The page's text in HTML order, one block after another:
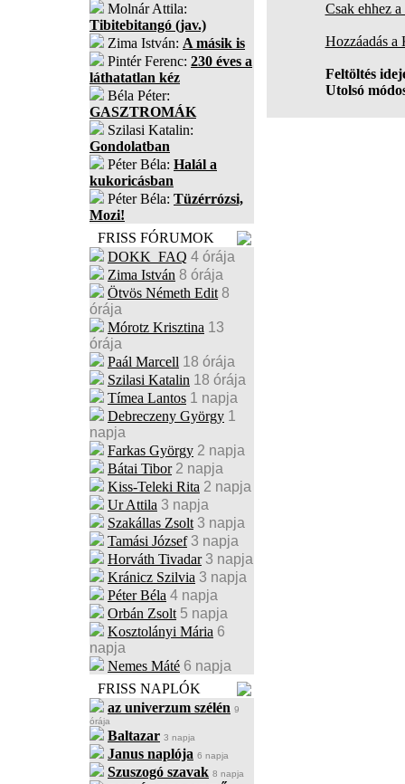
Molnár Attila:
Tibitebitangó (jav.)
Zima István: A másik is
Pintér Ferenc: 230 éves a
láthatatlan kéz
Béla Péter:
GASZTROMÁK
Szilasi Katalin:
Gondolatban
Péter Béla: Halál a
kukoricásban
Péter Béla: Tüzérrózsi,
Mozi!
FRISS FÓRUMOK
DOKK_FAQ 4 órája
Zima István 8 órája
Ötvös Németh Edit 8
órája
Mórotz Krisztina 13
órája
Paál Marcell 18 órája
Szilasi Katalin 18 órája
Tímea Lantos 1 napja
Debreczeny György 1
napja
Farkas György 2 napja
Bátai Tibor 2 napja
Kiss-Teleki Rita 2 napja
Ur Attila 3 napja
Szakállas Zsolt 3 napja
Tamási József 3 napja
Horváth Tivadar 3 napja
Kránicz Szilvia 3 napja
Péter Béla 4 napja
Orbán Zsolt 5 napja
Kosztolányi Mária 6
napja
Nemes Máté 6 napja
FRISS NAPLÓK
az univerzum szélén 9
órája
Baltazar 3 napja
Janus naplója 6 napja
Szuszogó szavak 8 napja
Csak ehhez
Hozzáadás
Feltöltés
Utolsó